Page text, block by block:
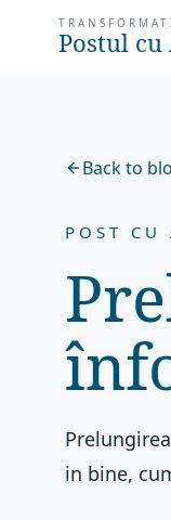
Postul cu
Back to
POST CU
in bine,